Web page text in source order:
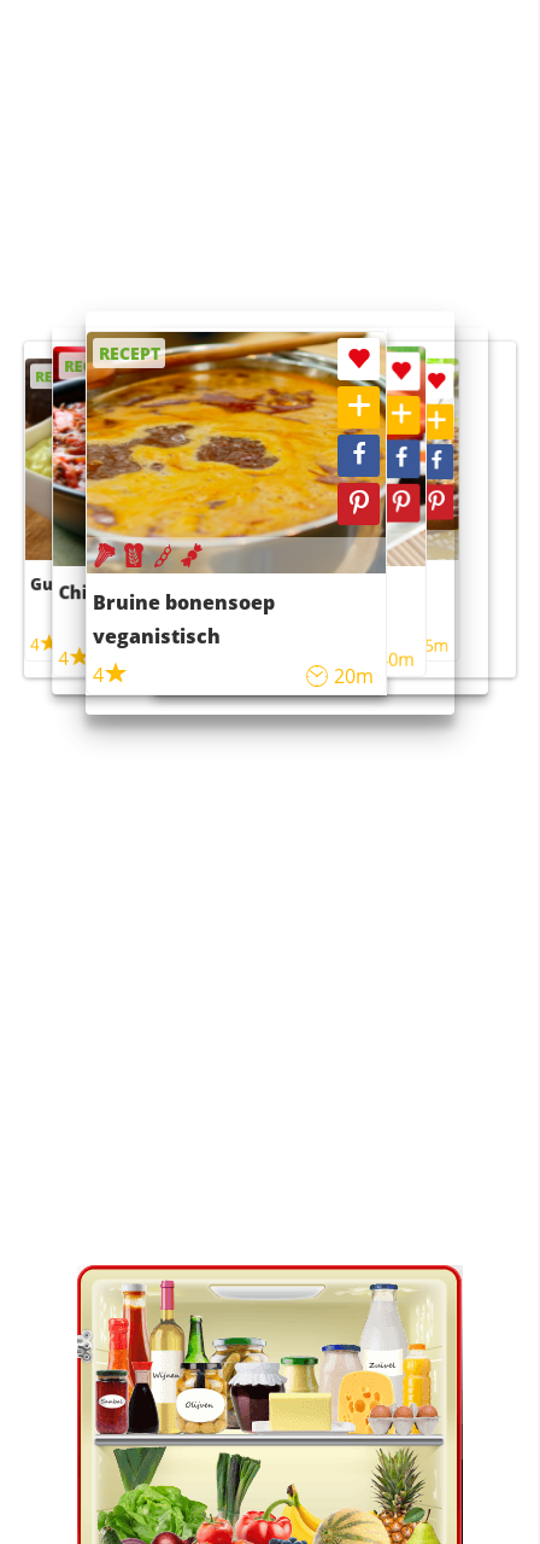
RECEPT
Guacamole
4
RECEPT
Chili con carne
4 45m
RECEPT
Bruine bonensoep
veganistisch
4
20m
RECEPT
Sushi rijstsalade
maaltijdsalade
40m
RECEPT
4 55m